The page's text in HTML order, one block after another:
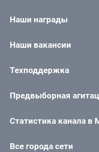
Наши награды
Наши вакансии
Техподдержка
Предвыборная
Статистика канала в
Все города сети